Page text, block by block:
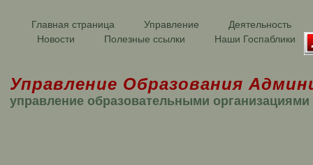
Главная страница Управление
Деятельность
Новости
Полезные ссылки Наши Госпаблики
Управление Образования
управление образовательными организациями